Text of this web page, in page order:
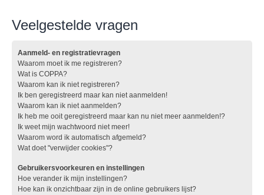
Veelgestelde vragen
Aanmeld- en registratievragen
Waarom moet ik me registreren?
Wat is COPPA?
Waarom kan ik niet registreren?
Ik ben geregistreerd maar kan niet aanmelden!
Waarom kan ik niet aanmelden?
Ik heb me ooit geregistreerd maar kan nu niet meer aanmelden!?
Ik weet mijn wachtwoord niet meer!
Waarom word ik automatisch afgemeld?
Wat doet "verwijder cookies"?
Gebruikersvoorkeuren en instellingen
Hoe verander ik mijn instellingen?
Hoe kan ik onzichtbaar zijn in de online gebruikers lijst?